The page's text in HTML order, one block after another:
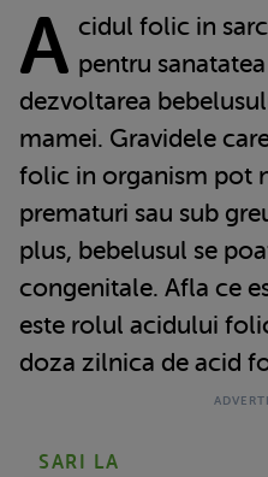
A cidul folic in
pentru
dezvoltarea
mamei. Gravidele
folic in organism pot
prematuri sau sub
plus, bebelusul se
congenitale. Afla ce
este rolul acidului
doza zilnica de acid
SARI LA